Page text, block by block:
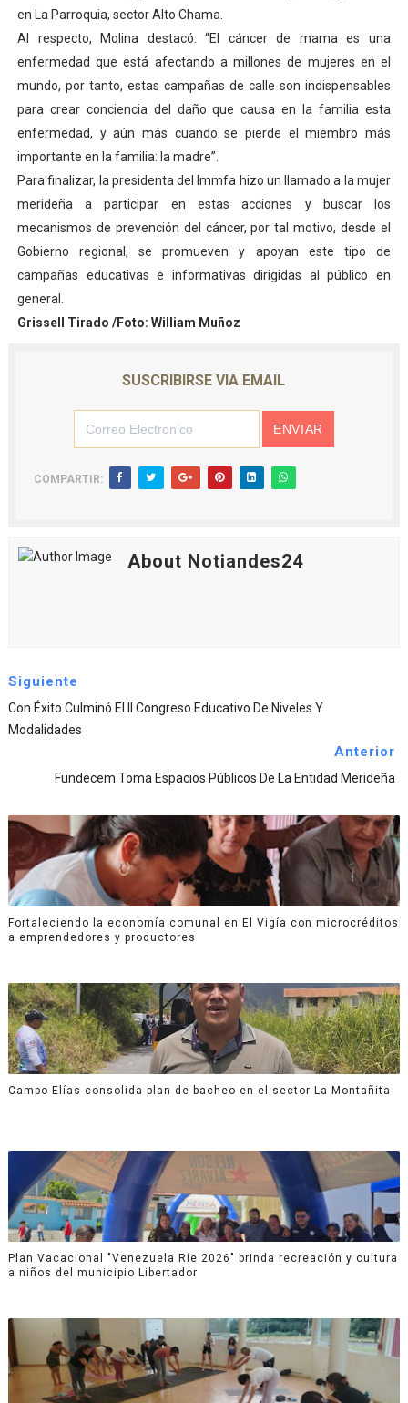
en La Parroquia, sector Alto Chama.
Al respecto, Molina destacó: “El cáncer de mama es una
enfermedad que está afectando a millones de mujeres en el
mundo, por tanto, estas campañas de calle son indispensables
para crear conciencia del daño que causa en la familia esta
enfermedad, y aún más cuando se pierde el miembro más
importante en la familia: la madre”.
Para finalizar, la presidenta del Immfa hizo un llamado a la mujer
merideña a participar en estas acciones y buscar los
mecanismos de prevención del cáncer, por tal motivo, desde el
Gobierno regional, se promueven y apoyan este tipo de
campañas educativas e informativas dirigidas al público en
general.
Grissell Tirado /Foto: William Muñoz
SUSCRIBIRSE VIA EMAIL
COMPARTIR:
About Notiandes24
Siguiente
Con Éxito Culminó El II Congreso Educativo De Niveles Y
Modalidades
Anterior
Fundecem Toma Espacios Públicos De La Entidad Merideña
Fortaleciendo la economía comunal en El Vigía con microcréditos
a emprendedores y productores
Campo Elías consolida plan de bacheo en el sector La Montañita
Plan Vacacional "Venezuela Ríe 2026" brinda recreación y cultura
a niños del municipio Libertador